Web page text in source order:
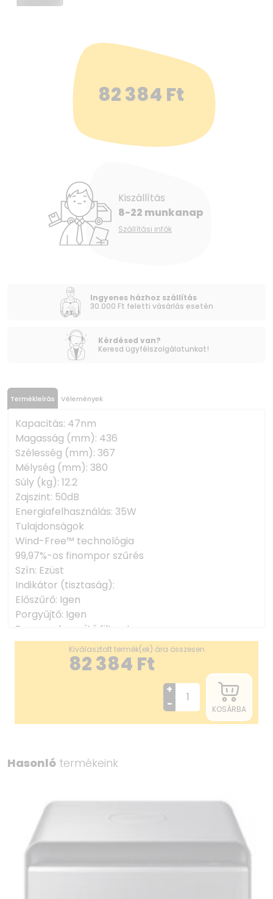
82 384 Ft
Kiszállítás
8-22 munkanap
Szállítási infók
Ingyenes házhoz szállítás
30.000 Ft feletti vásárlás esetén
Kérdésed van?
Keresd ügyfélszolgálatunkat!
Termékleírás Vélemények
Kapacitás: 47nm
Magasság (mm): 436
Szélesség (mm): 367
Mélység (mm): 380
Súly (kg): 12.2
Zajszint: 50dB
Energiafelhasználás: 35W
Tulajdonságok
Wind-Free™ technológia
99,97%-os finompor szűrés
Szín: Ezüst
Indikátor (tisztaság):
Előszűrő: Igen
Porgyűjtő: Igen
Szagsemlegesítő filter: Igen
Érzékelő (por): Igen
Könnyen kezelhető és egyszerűen karbantartható
Precíz kijelző
Kiválasztott termék(ek) ára összesen
82 384 Ft
+
-
KOSÁRBA
Hasonló termékeink